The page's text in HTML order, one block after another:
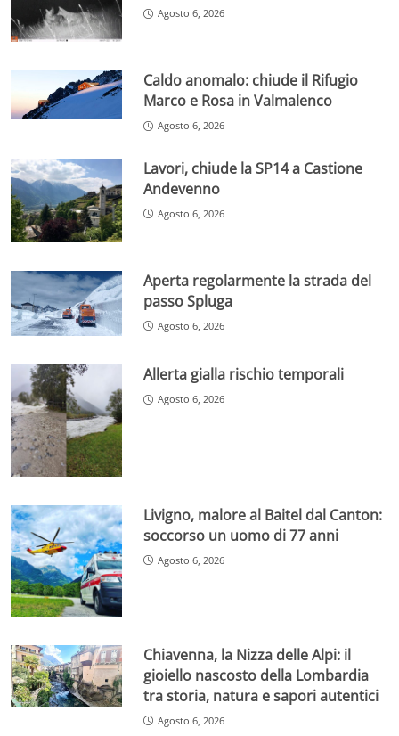
Agosto 6, 2026
Caldo anomalo: chiude il Rifugio
Marco e Rosa in Valmalenco
Agosto 6, 2026
Lavori, chiude la SP14 a Castione
Andevenno
Agosto 6, 2026
Aperta regolarmente la strada del
passo Spluga
Agosto 6, 2026
Allerta gialla rischio temporali
Agosto 6, 2026
Livigno, malore al Baitel dal Canton:
soccorso un uomo di 77 anni
Agosto 6, 2026
Chiavenna, la Nizza delle Alpi: il
gioiello nascosto della Lombardia
tra storia, natura e sapori autentici
Agosto 6, 2026